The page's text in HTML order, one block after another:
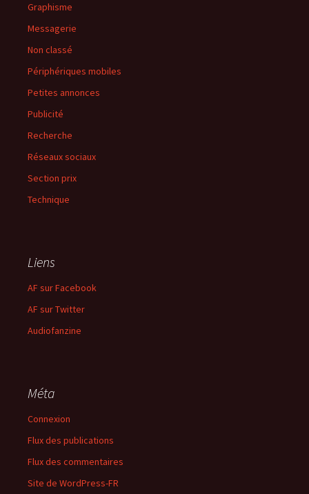
Graphisme
Messagerie
Non classé
Périphériques mobiles
Petites annonces
Publicité
Recherche
Réseaux sociaux
Section prix
Technique
Liens
AF sur Facebook
AF sur Twitter
Audiofanzine
Méta
Connexion
Flux des publications
Flux des commentaires
Site de WordPress-FR